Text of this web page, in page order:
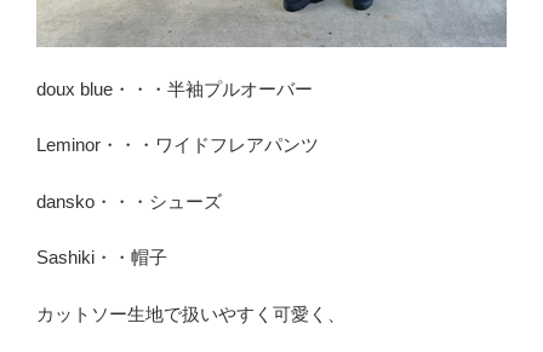
doux blue・・・半袖プルオーバー
Leminor・・・ワイドフレアパンツ
dansko・・・シューズ
Sashiki・・帽子
カットソー生地で扱いやすく可愛く、